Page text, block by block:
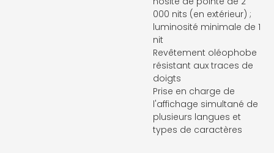
000 nits (en extérieur) ;
luminosité minimale de 1
nit
Revêtement oléophobe
résis­tant aux traces de
doigts
Prise en charge de
l'affichage simultané de
plusieurs langues et
types de caractères